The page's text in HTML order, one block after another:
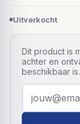
Uitverkocht
Dit product is
achter en
beschikbaar is.